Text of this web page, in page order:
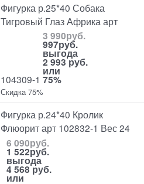
Фигурка р.25*40 Собака
Тигровый Глаз Африка арт
104309-1
3 990руб.
997руб.
выгода
2 993 руб.
или
75%
Скидка 75%
Фигурка р.24*40 Кролик
Флюорит арт 102832-1 Вес 24
6 090руб.
1 522руб.
выгода
4 568 руб.
или